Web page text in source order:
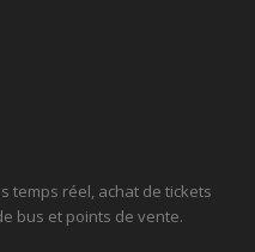
temps réel, achat de tickets
bus et points de vente.